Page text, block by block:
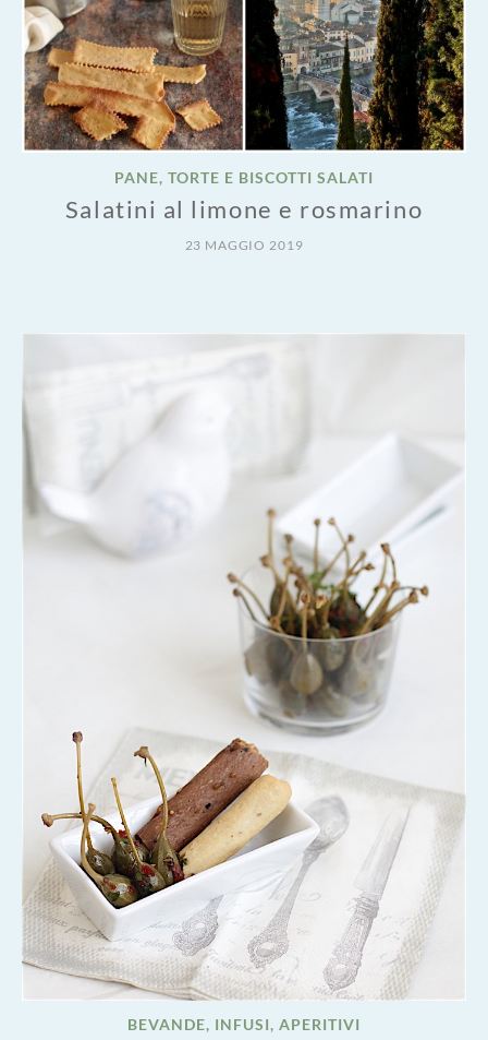
PANE, TORTE E BISCOTTI SALATI
Salatini al limone e rosmarino
23 MAGGIO 2019
BEVANDE, INFUSI, APERITIVI